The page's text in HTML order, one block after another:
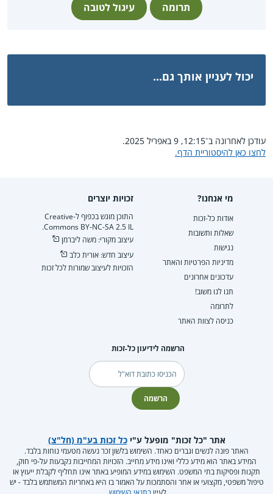
תרומה עיגול לטובה
יכול לעניין אותך גם...
עודכן לאחרונה ב־12:15, 9 באפריל 2025.
לחצו כאן להיסטוריית הדף.
מי אנחנו?
אודות כל-זכות
שאלות ותשובות
נגישות
מדיניות הפרטיות והאתר
עדכונים אחרונים
תנו לנו משוב!
לתרומה
כניסה לצוות האתר
זכויות יוצרים
התוכן מוגש בכפוף ל-Creative
Commons BY-NC-SA 2.5 IL.
עיצוב מקורי: משה ליברמן
עיצוב חדש: אורית כלב
הזכויות לעיצוב שמורות לכל זכות
הרשמה לידיעון כל-זכות
דוא"ל
הרשמה
אתר "כל זכות" מופעל ע"יכל זכות בע"מ (חל"צ)
האתר פונה לנשים וגברים כאחד. השימוש בלשון זכר נעשה מטעמי נוחות בלבד.
המידע באתר הוא מידע כללי ואינו מידע מחייב. הזכויות המחייבות נקבעות על-פי חוק,
תקנות ופסיקות בתי המשפט. השימוש במידע המופיע באתר אינו תחליף לקבלת ייעוץ או
טיפול משפטי, מקצועי או אחר והסתמכות על האמור בו היא באחריות המשתמש בלבד - יש